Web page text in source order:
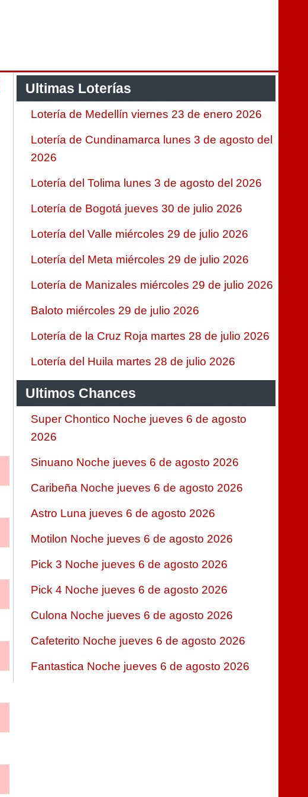
Ultimas Loterías
Lotería de Medellín viernes 23 de enero 2026
Lotería de Cundinamarca lunes 3 de agosto del
2026
Lotería del Tolima lunes 3 de agosto del 2026
Lotería de Bogotá jueves 30 de julio 2026
Lotería del Valle miércoles 29 de julio 2026
Lotería del Meta miércoles 29 de julio 2026
Lotería de Manizales miércoles 29 de julio 2026
Baloto miércoles 29 de julio 2026
Lotería de la Cruz Roja martes 28 de julio 2026
Lotería del Huila martes 28 de julio 2026
Ultimos Chances
Super Chontico Noche jueves 6 de agosto
2026
Sinuano Noche jueves 6 de agosto 2026
Caribeña Noche jueves 6 de agosto 2026
Astro Luna jueves 6 de agosto 2026
Motilon Noche jueves 6 de agosto 2026
Pick 3 Noche jueves 6 de agosto 2026
Pick 4 Noche jueves 6 de agosto 2026
Culona Noche jueves 6 de agosto 2026
Cafeterito Noche jueves 6 de agosto 2026
Fantastica Noche jueves 6 de agosto 2026